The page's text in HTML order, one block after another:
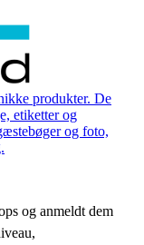
produkter. De
etiketter og
og foto,
og anmeldt dem